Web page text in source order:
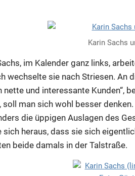
Karin Sachs
im Kalender ganz links,
wechselte sie nach Striesen. An
nette und interessante Kunden“,
soll man sich wohl besser
die üppigen Auslagen des
sich heraus, dass sie sich
beide damals in der Talstraße.